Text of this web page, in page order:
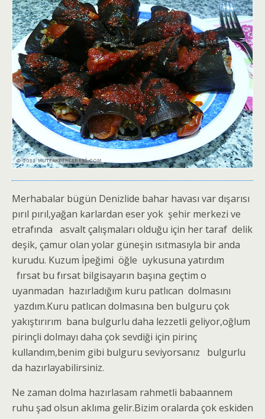
Merhabalar bügün Denizlide bahar havası var dışarısı
pırıl pırıl,yağan karlardan eser yok şehir merkezi ve
etrafında asvalt çalışmaları olduğu için her taraf delik
deşik, çamur olan yolar güneşin ısıtmasıyla bir anda
kurudu. Kuzum İpeğimi öğle uykusuna yatırdım
fırsat bu fırsat bilgisayarın başına geçtim o
uyanmadan hazırladığım kuru patlıcan dolmasını
yazdım.Kuru patlıcan dolmasına ben bulguru çok
yakıştırırım bana bulgurlu daha lezzetli geliyor,oğlum
pirinçli dolmayı daha çok sevdiği için pirinç
kullandım,benim gibi bulguru seviyorsanız bulgurlu
da hazırlayabilirsiniz.
Ne zaman dolma hazırlasam rahmetli babaannem
ruhu şad olsun aklıma gelir.Bizim oralarda çok eskiden